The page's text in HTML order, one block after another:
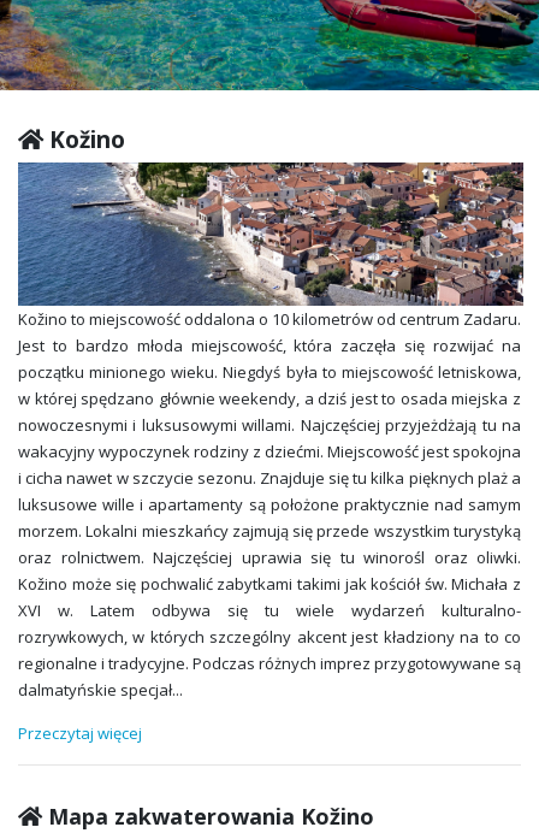
Kožino
Kožino to miejscowość oddalona o 10 kilometrów od centrum Zadaru.
Jest to bardzo młoda miejscowość, która zaczęła się rozwijać na
początku minionego wieku. Niegdyś była to miejscowość letniskowa,
w której spędzano głównie weekendy, a dziś jest to osada miejska z
nowoczesnymi i luksusowymi willami. Najczęściej przyjeżdżają tu na
wakacyjny wypoczynek rodziny z dziećmi. Miejscowość jest spokojna
i cicha nawet w szczycie sezonu. Znajduje się tu kilka pięknych plaż a
luksusowe wille i apartamenty są położone praktycznie nad samym
morzem. Lokalni mieszkańcy zajmują się przede wszystkim turystyką
oraz rolnictwem. Najczęściej uprawia się tu winorośl oraz oliwki.
Kožino może się pochwalić zabytkami takimi jak kościół św. Michała z
XVI w. Latem odbywa się tu wiele wydarzeń kulturalno-
rozrywkowych, w których szczególny akcent jest kładziony na to co
regionalne i tradycyjne. Podczas różnych imprez przygotowywane są
dalmatyńskie specjał...
Przeczytaj więcej
Mapa zakwaterowania Kožino